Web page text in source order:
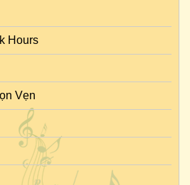
Hours
Vẹn